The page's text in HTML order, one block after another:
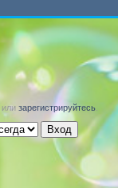
или зарегистрируйтесь